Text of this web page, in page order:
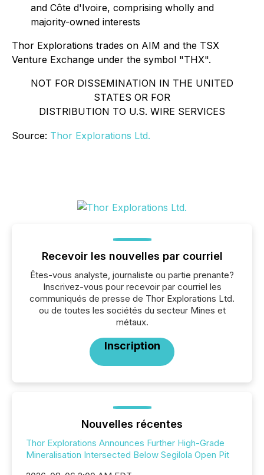
and Côte d'Ivoire, comprising wholly and
majority-owned interests
Thor Explorations trades on AIM and the TSX
Venture Exchange under the symbol "THX".
NOT FOR DISSEMINATION IN THE UNITED
STATES OR FOR
DISTRIBUTION TO U.S. WIRE SERVICES
Source: Thor Explorations Ltd.
Recevoir les nouvelles par courriel
Êtes-vous analyste, journaliste ou partie prenante?
Inscrivez-vous pour recevoir par courriel les
communiqués de presse de Thor Explorations Ltd.
ou de toutes les sociétés du secteur Mines et
métaux.
Inscription
Nouvelles récentes
Thor Explorations Announces Further High-Grade
Mineralisation Intersected Below Segilola Open Pit